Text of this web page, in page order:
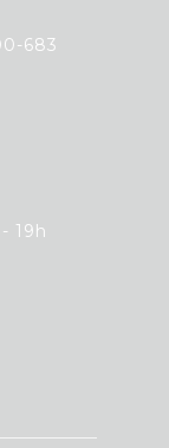
683
19h